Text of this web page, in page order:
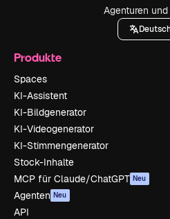
Agenturen
Produkte
Spaces
KI-Assistent
KI-Bildgenerator
KI-Videogenerator
KI-Stimmengenerator
Stock-Inhalte
MCP für Claude/ChatGPT Neu
Agenten Neu
API